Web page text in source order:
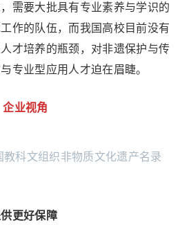
需要大批具有专业素养与学识的
作的队伍，而我国高校目前没有
才培养的瓶颈，对非遗保护与传
专业型应用人才迫在眉睫。
企业视角
科文组织非物质文化遗产名录
更好保障